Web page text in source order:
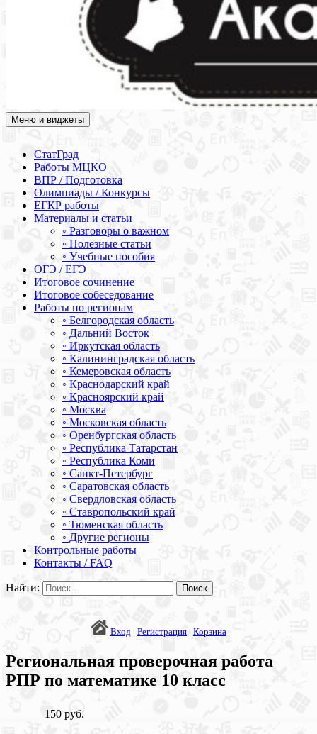
Академия СОВА
Подготовка к ЕГЭ, ОГЭ, ВПР, МЦКО, СтатГрад, КДР, ВОШ,
Меню и виджеты
СтатГрад
Работы МЦКО
ВПР / Подготовка
Олимпиады / Конкурсы
ЕГКР работы
Материалы и статьи
◦ Разговоры о важном
◦ Полезные статьи
◦ Учебные пособия
ОГЭ / ЕГЭ
Итоговое сочинение
Итоговое собеседование
Работы по регионам
◦ Белгородская область
◦ Дальний Восток
◦ Иркутская область
◦ Калининградская область
◦ Кемеровская область
◦ Краснодарский край
◦ Красноярский край
◦ Москва
◦ Московская область
◦ Оренбургская область
◦ Республика Татарстан
◦ Республика Коми
◦ Санкт-Петербург
◦ Саратовская область
◦ Свердловская область
◦ Ставропольский край
◦ Тюменская область
◦ Другие регионы
Контрольные работы
Контакты / FAQ
Найти:
Вход | Регистрация | Корзина
Региональная проверочная работа
РПР по математике 10 класс
150 руб.